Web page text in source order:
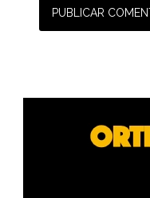
Barra
primaria